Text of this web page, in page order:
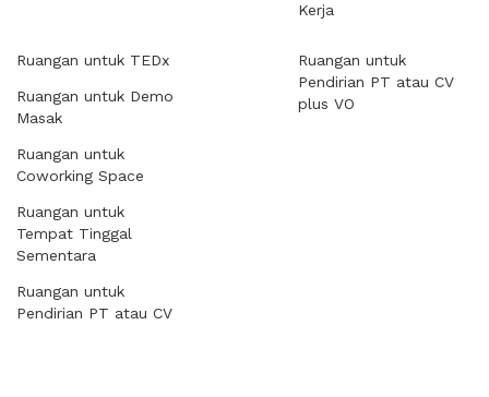
Kerja
Ruangan untuk TEDx
Ruangan untuk Demo
Masak
Ruangan untuk
Coworking Space
Ruangan untuk
Tempat Tinggal
Sementara
Ruangan untuk
Pendirian PT atau CV
Ruangan untuk
Pendirian PT atau CV
plus VO